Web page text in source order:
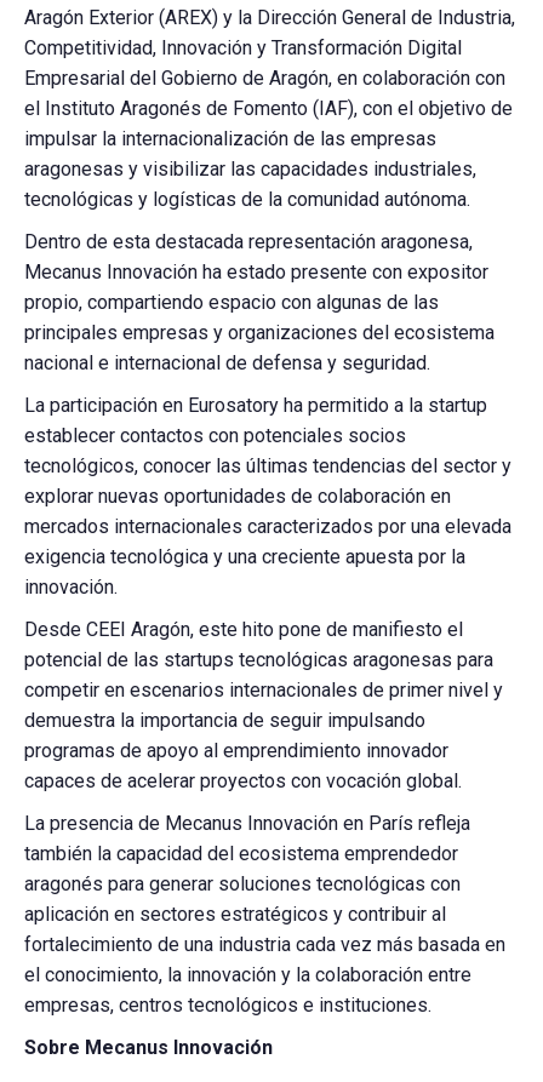
Aragón Exterior (AREX) y la Dirección General de Industria,
Competitividad, Innovación y Transformación Digital
Empresarial del Gobierno de Aragón, en colaboración con
el Instituto Aragonés de Fomento (IAF), con el objetivo de
impulsar la internacionalización de las empresas
aragonesas y visibilizar las capacidades industriales,
tecnológicas y logísticas de la comunidad autónoma.
Dentro de esta destacada representación aragonesa,
Mecanus Innovación ha estado presente con expositor
propio, compartiendo espacio con algunas de las
principales empresas y organizaciones del ecosistema
nacional e internacional de defensa y seguridad.
La participación en Eurosatory ha permitido a la startup
establecer contactos con potenciales socios
tecnológicos, conocer las últimas tendencias del sector y
explorar nuevas oportunidades de colaboración en
mercados internacionales caracterizados por una elevada
exigencia tecnológica y una creciente apuesta por la
innovación.
Desde CEEI Aragón, este hito pone de manifiesto el
potencial de las startups tecnológicas aragonesas para
competir en escenarios internacionales de primer nivel y
demuestra la importancia de seguir impulsando
programas de apoyo al emprendimiento innovador
capaces de acelerar proyectos con vocación global.
La presencia de Mecanus Innovación en París refleja
también la capacidad del ecosistema emprendedor
aragonés para generar soluciones tecnológicas con
aplicación en sectores estratégicos y contribuir al
fortalecimiento de una industria cada vez más basada en
el conocimiento, la innovación y la colaboración entre
empresas, centros tecnológicos e instituciones.
Sobre Mecanus Innovación